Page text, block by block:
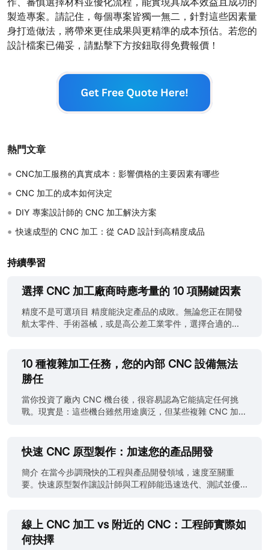
製造專案。請記住，每個專案皆獨一無二，針對這些因素量
身打造做法，將帶來更佳成果與更精準的成本預估。若您的
設計檔案已備妥，請點擊下方按鈕取得免費報價！
熱門文章
• CNC加工服務的真實成本：影響價格的主要因素有哪些
• CNC 加工的成本如何決定
• DIY 專案設計師的 CNC 加工解決方案
• 快速成型的 CNC 加工：從 CAD 設計到高精度成品
持續學習
選擇 CNC 加工廠商時應考量的 10 項關鍵因素
精度不是可選項目 精度能決定產品的成敗。無論您正在開發
航太零件、手術器械，或是高公差工業零件，選擇合適的
誤或表面處理不良等問題，這些都會讓生產脫軌、預算超
支。本指南將拆解挑選精密CNC加工服務時10項最關鍵因
素，尤其當您採購的是客製或複雜零件。 1. 精密加工專業度
並非所有CNC加工公司都一樣。有些只做基礎銑削或打樣，
有些則具備五軸加工、瑞士車削或放電加工等先進能力。您
醫療案例研究或實際零件？ 訣竅：找標榜公差能力在
±0.005mm以內或更高的服務商。 2. 跨材料加工能力 優秀
的CNC加工服務應精通多種材料，尤其當您要加工特殊合金
或非標準材料時。 常見材料請確認： ● 金屬：鋁、不鏽鋼、
黃銅、銅、鈦、英高鎳 ● 塑膠：PEEK、Delrin(乙縮醛)、尼
的CNC機......
10 種複雜加工任務，您的內部 CNC 設備無法
勝任
當你投資了廠內 CNC 機台後，很容易認為它能搞定任何挑
戰。現實是：這些機台雖然用途廣泛，但某些複雜 CNC 加工
業 CNC 加工技術、高階設備與多年程式經驗才能完成的加工
難題。 雖然你的設備足以應付日常零件，但在某些情況下，
選擇外包 CNC 加工反而能節省時間、降低報廢率並確保精
度。點此查看我們的內行技巧，教你如何挑選優質CNC 加工
設備便會力不從心。達成此精度需熱穩定、先進夾治具與刀
具精密校正，皆超出一般現場能力。 想深入了解可達精度及
專家如何維持 ±0.000” 一致性，請參考我們的CNC 加工公
快速 CNC 原型製作：加速您的產品開發
簡介 在當今步調飛快的工程與產品開發領域，速度至關重
要。快速原型製作讓設計師與工程師能迅速迭代、測試並優
生。JLCCNC 提供高精度線上CNC加工服務，每個零件最低
只要1美元，讓工程師、創客與新創公司最快在三天內將CAD
設計轉化為實體零件，品質毫不妥協。 無可比擬的重要性：
線上 CNC 加工 vs 附近的 CNC：工程師實際如
何抉擇